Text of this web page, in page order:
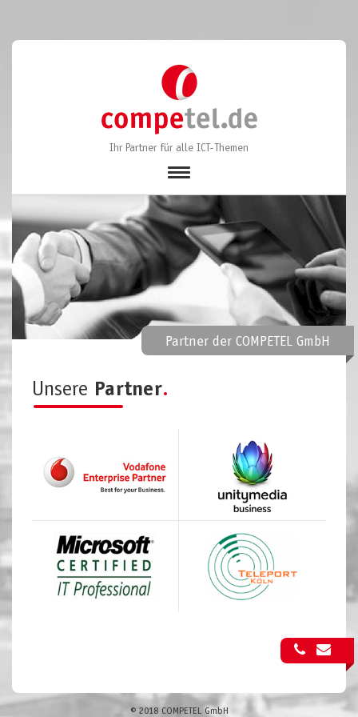
Ihr Partner für alle ICT-Themen
Toggle
Partner der COMPETEL GmbH
Unsere Partner.
© 2018 COMPETEL GmbH